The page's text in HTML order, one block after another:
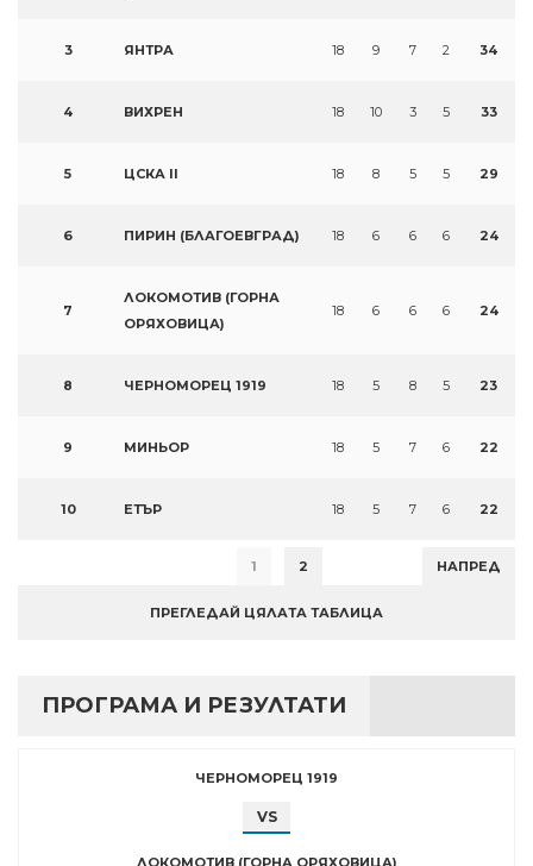
3 ЯНТРА 18 9 7 2 34
4 ВИХРЕН 18 10 3 5 33
5 ЦСКА II 18 8 5 5 29
6 ПИРИН (БЛАГОЕВГРАД) 18 6 6 6 24
7
ЛОКОМОТИВ (ГОРНА
ОРЯХОВИЦА)
18 6 6 6 24
8 ЧЕРНОМОРЕЦ 1919 18 5 8 5 23
9 МИНЬОР 18 5 7 6 22
10 ЕТЪР 18 5 7 6 22
1 2 НАПРЕД
ПРЕГЛЕДАЙ ЦЯЛАТА ТАБЛИЦА
ПРОГРАМА И РЕЗУЛТАТИ
ЧЕРНОМОРЕЦ 1919
VS
ЛОКОМОТИВ (ГОРНА ОРЯХОВИЦА)